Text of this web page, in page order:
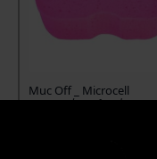
Muc Off _ Microcell
Σφουγγάρι πλυσίματος